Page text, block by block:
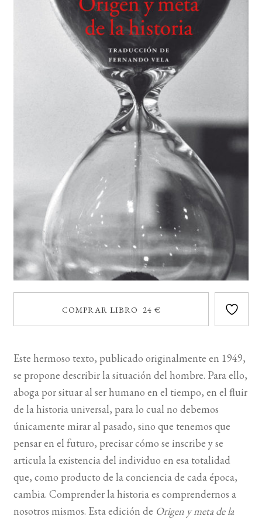
BUSCAR
LISTA DE LIBROS
COMPRAR LIBRO 24 €
Este hermoso texto, publicado originalmente en 1949,
se propone describir la situación del hombre. Para ello,
aboga por situar al ser humano en el tiempo, en el ﬂuir
de la historia universal, para lo cual no debemos
únicamente mirar al pasado, sino que tenemos que
pensar en el futuro, precisar cómo se inscribe y se
articula la existencia del individuo en esa totalidad
que, como producto de la conciencia de cada época,
cambia. Comprender la historia es comprendernos a
nosotros mismos. Esta edición de Origen y meta de la